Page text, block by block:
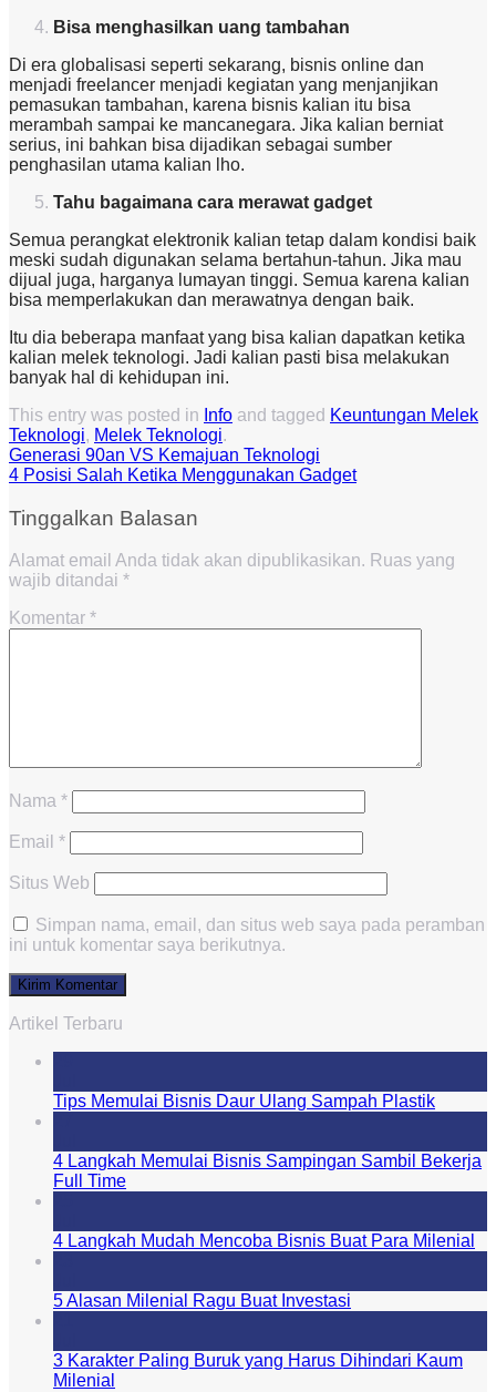
Bisa menghasilkan uang tambahan
Di era globalisasi seperti sekarang, bisnis online dan
menjadi freelancer menjadi kegiatan yang menjanjikan
pemasukan tambahan, karena bisnis kalian itu bisa
merambah sampai ke mancanegara. Jika kalian berniat
serius, ini bahkan bisa dijadikan sebagai sumber
penghasilan utama kalian lho.
Tahu bagaimana cara merawat gadget
Semua perangkat elektronik kalian tetap dalam kondisi baik
meski sudah digunakan selama bertahun-tahun. Jika mau
dijual juga, harganya lumayan tinggi. Semua karena kalian
bisa memperlakukan dan merawatnya dengan baik.
Itu dia beberapa manfaat yang bisa kalian dapatkan ketika
kalian melek teknologi. Jadi kalian pasti bisa melakukan
banyak hal di kehidupan ini.
This entry was posted in Info and tagged Keuntungan Melek
Teknologi, Melek Teknologi.
Generasi 90an VS Kemajuan Teknologi
4 Posisi Salah Ketika Menggunakan Gadget
Tinggalkan Balasan
Alamat email Anda tidak akan dipublikasikan. Ruas yang
wajib ditandai *
Komentar *
Nama *
Email *
Situs Web
Simpan nama, email, dan situs web saya pada peramban
ini untuk komentar saya berikutnya.
Artikel Terbaru
Tips Memulai Bisnis Daur Ulang Sampah Plastik
4 Langkah Memulai Bisnis Sampingan Sambil Bekerja
Full Time
4 Langkah Mudah Mencoba Bisnis Buat Para Milenial
5 Alasan Milenial Ragu Buat Investasi
3 Karakter Paling Buruk yang Harus Dihindari Kaum
Milenial